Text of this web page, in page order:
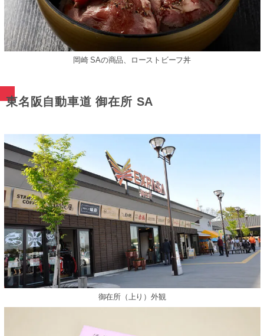
岡崎 SAの商品、ローストビーフ丼
東名阪⾃動⾞道 御在所 SA
御在所（上り）外観